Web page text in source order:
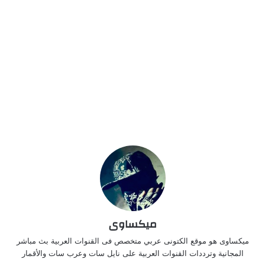
ميكساوى
ميكساوى هو موقع الكتونى عربي متخصص فى القنوات العربية بث مباشر
المجانية وترددات القنوات العربية على نايل سات وعرب سات والأقمار